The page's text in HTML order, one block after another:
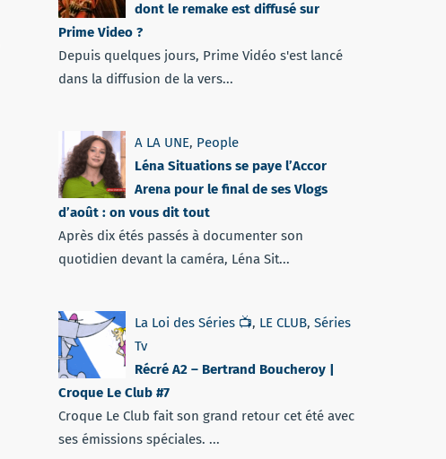
dont le remake est diffusé sur
Prime Video ?
Depuis quelques jours, Prime Vidéo s'est lancé
dans la diffusion de la vers...
A LA UNE, People
Léna Situations se paye l’Accor
Arena pour le final de ses Vlogs
d’août : on vous dit tout
Après dix étés passés à documenter son
quotidien devant la caméra, Léna Sit...
La Loi des Séries 📺, LE CLUB, Séries
Tv
Récré A2 – Bertrand Boucheroy |
Croque Le Club #7
Croque Le Club fait son grand retour cet été avec
ses émissions spéciales. ...